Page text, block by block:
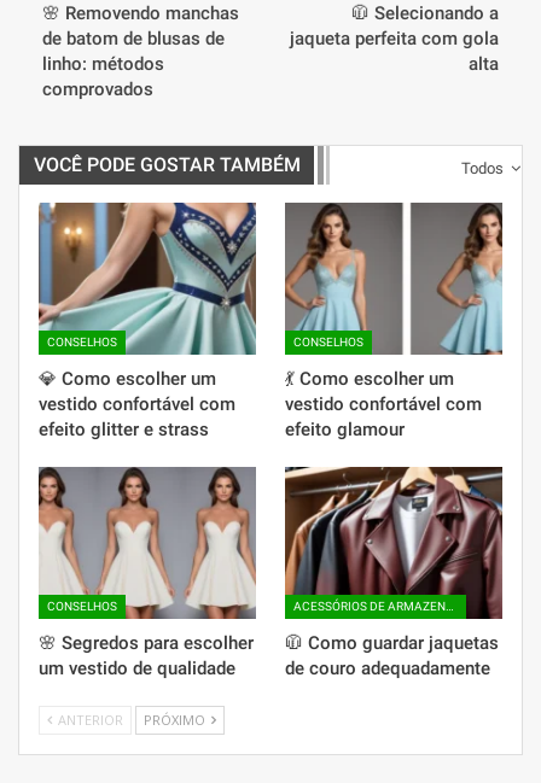
🌸 Removendo manchas
de batom de blusas de
linho: métodos
comprovados
🧥 Selecionando a
jaqueta perfeita com gola
alta
Todos
VOCÊ PODE GOSTAR TAMBÉM
CONSELHOS
💎 Como escolher um
vestido confortável com
efeito glitter e strass
CONSELHOS
💃 Como escolher um
vestido confortável com
efeito glamour
CONSELHOS
🌸 Segredos para escolher
um vestido de qualidade
🧥 Como guardar jaquetas
de couro adequadamente
ANTERIOR PRÓXIMO